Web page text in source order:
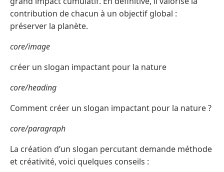
contribution de chacun à un objectif global :
préserver la planète.
core/image
créer un slogan impactant pour la nature
core/heading
Comment créer un slogan impactant pour la nature ?
core/paragraph
La création d’un slogan percutant demande méthode
et créativité, voici quelques conseils :